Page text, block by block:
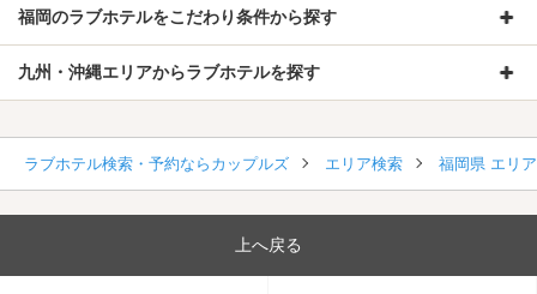
福岡のラブホテルをこだわり条件から探す
九州・沖縄エリアからラブホテルを探す
ラブホテル検索・予約ならカップルズ エリア検索 福岡県 エリ
上へ戻る